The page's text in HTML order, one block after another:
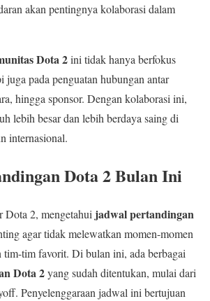
akan pentingnya kolaborasi dalam
Dota 2ini tidak hanya berfokus
juga pada penguatan hubungan antar
hingga sponsor. Dengan kolaborasi ini,
lebih besar dan lebih berdaya saing di
internasional.
Dota 2 Bulan Ini
Dota 2, mengetahui jadwal pertandingan
agar tidak melewatkan momen-momen
tim-tim favorit. Di bulan ini, ada berbagai
Dota 2yang sudah ditentukan, mulai dari
Penyelenggaraan jadwal ini bertujuan